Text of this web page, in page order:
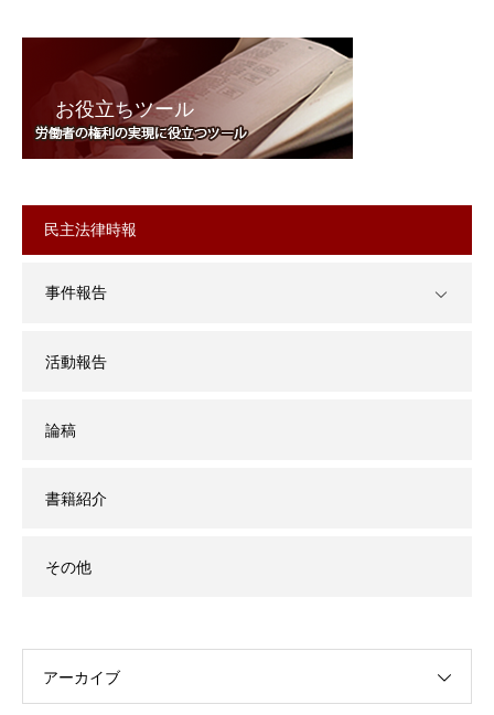
お役立ちツール
民主法律時報
事件報告
活動報告
論稿
書籍紹介
その他
アーカイブ